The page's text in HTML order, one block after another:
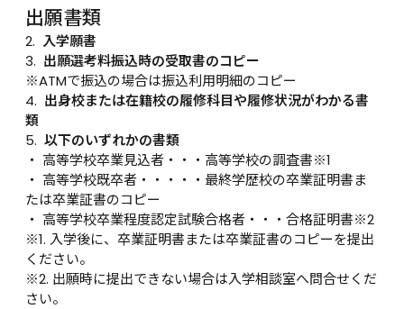
出願書類
入学願書
出願選考料振込時の受取書のコピー
※ATMで振込の場合は振込利用明細のコピー
出身校または在籍校の履修科目や履修状況がわかる書
類
以下のいずれかの書類
高等学校卒業見込者・・・高等学校の調査書※1
高等学校既卒者・・・・・最終学歴校の卒業証明書ま
たは卒業証書のコピー
高等学校卒業程度認定試験合格者・・・合格証明書※2
※1. 入学後に、卒業証明書または卒業証書のコピーを提出
ください。
※2. 出願時に提出できない場合は入学相談室へ問合せくだ
さい。